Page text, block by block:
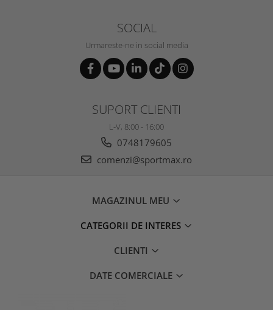
SOCIAL
Urmareste-ne in social media
SUPORT CLIENTI
L-V, 8:00 - 16:00
0748179605
comenzi@sportmax.ro
MAGAZINUL MEU
CATEGORII DE INTERES
CLIENTI
DATE COMERCIALE